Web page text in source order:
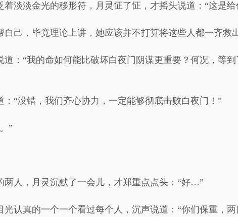
淡淡金光的移形符，月灵怔了怔，才摇头说道：“这是
自己，毕竟理论上讲，她应该并不打算将这些人都一齐救
道：“我的命如何能比破坏白夜门阴谋更重要？何况，等
“没错，我们齐心协力，一定能够彻底击败白夜门！”
”
两人，月灵沉默了一会儿，才郑重点点头：“好…”
认真的一个一个看过每个人，沉声说道：“你们保重，